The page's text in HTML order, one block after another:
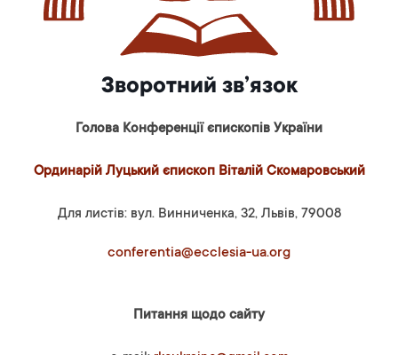
Зворотний зв’язок
Голова Конференції єпископів України
Ординарій Луцький єпископ Віталій Скомаровський
Для листів: вул. Винниченка, 32, Львів, 79008
conferentia@ecclesia-ua.org
Питання щодо сайту